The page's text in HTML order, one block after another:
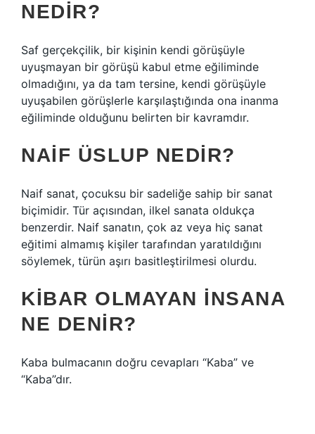
NEDIR?
Saf gerçekçilik, bir kişinin kendi görüşüyle ​​
uyuşmayan bir görüşü kabul etme eğiliminde
olmadığını, ya da tam tersine, kendi görüşüyle ​​
uyuşabilen görüşlerle karşılaştığında ona inanma
eğiliminde olduğunu belirten bir kavramdır.
NAIF ÜSLUP NEDIR?
Naif sanat, çocuksu bir sadeliğe sahip bir sanat
biçimidir. Tür açısından, ilkel sanata oldukça
benzerdir. Naif sanatın, çok az veya hiç sanat
eğitimi almamış kişiler tarafından yaratıldığını
söylemek, türün aşırı basitleştirilmesi olurdu.
KIBAR OLMAYAN INSANA
NE DENIR?
Kaba bulmacanın doğru cevapları “Kaba” ve
“Kaba”dır.